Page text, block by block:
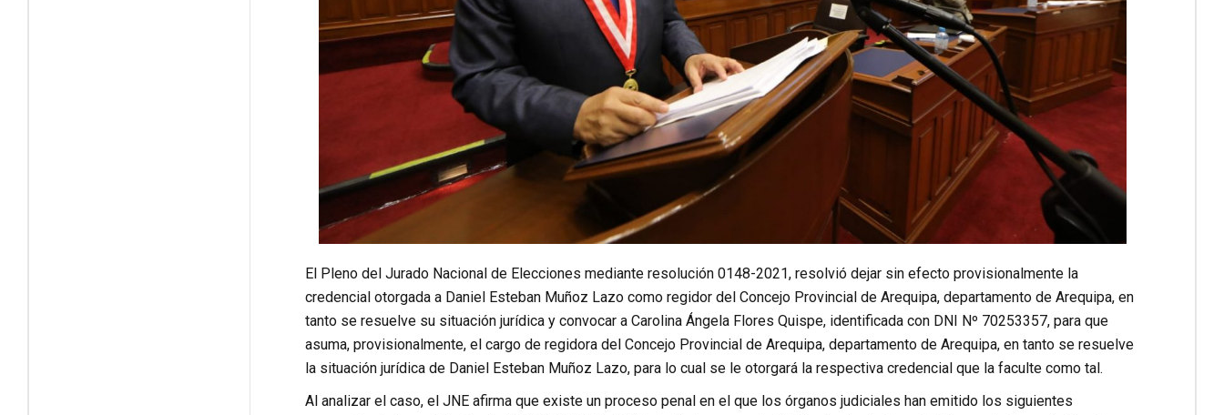
El Pleno del Jurado Nacional de Elecciones mediante resolución 0148-2021, resolvió dejar sin efecto provisionalmente la
credencial otorgada a Daniel Esteban Muñoz Lazo como regidor del Concejo Provincial de Arequipa, departamento de Arequipa, en
tanto se resuelve su situación jurídica y convocar a Carolina Ángela Flores Quispe, identificada con DNI Nº 70253357, para que
asuma, provisionalmente, el cargo de regidora del Concejo Provincial de Arequipa, departamento de Arequipa, en tanto se resuelve
la situación jurídica de Daniel Esteban Muñoz Lazo, para lo cual se le otorgará la respectiva credencial que la faculte como tal.
Al analizar el caso, el JNE afirma que existe un proceso penal en el que los órganos judiciales han emitido los siguientes